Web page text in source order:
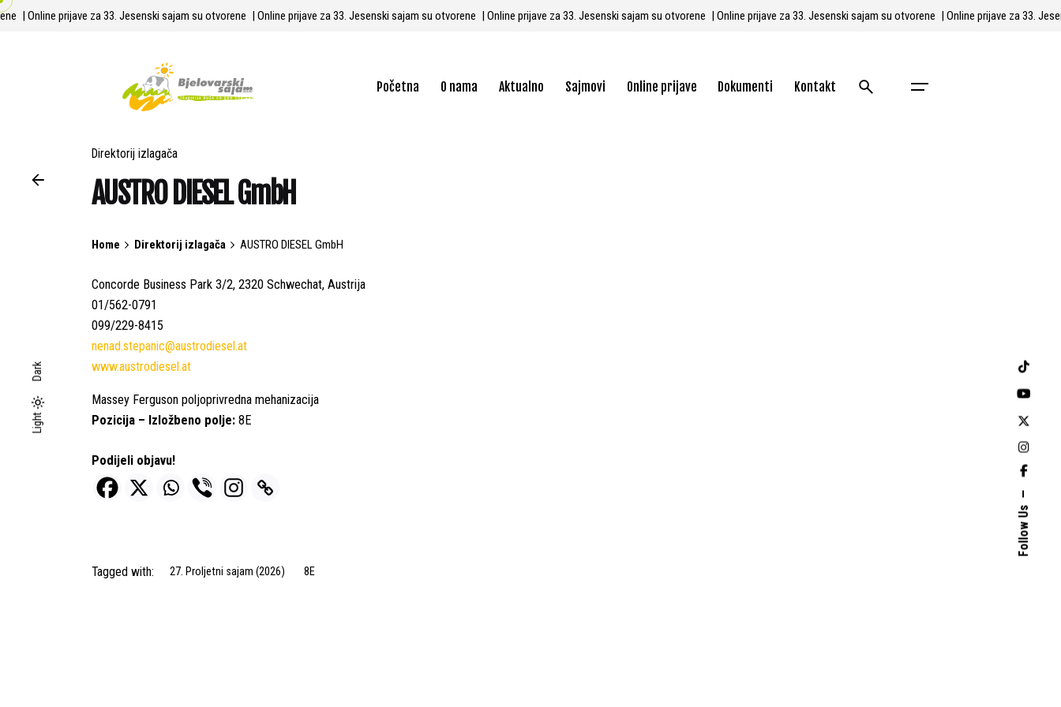
Light
Dark
Light
Dark
Follow Us
Skip
| Online prijave za 33. Jesenski sajam su otvorene | Online prijave za 33. Jesenski sajam su otvorene | Online prijave za 33. Jesenski sajam su otvorene | Online prijave za 33. Jesenski sajam su otvorene | Online prijave za 33.
Početna O nama Aktualno Sajmovi Online prijave Dokumenti Kontakt
Direktorij izlagača
AUSTRO DIESEL GmbH
Home Direktorij izlagača AUSTRO DIESEL GmbH
Concorde Business Park 3/2, 2320 Schwechat, Austrija
01/562-0791
099/229-8415
nenad.stepanic@austrodiesel.at
www.austrodiesel.at
Massey Ferguson poljoprivredna mehanizacija
Pozicija – Izložbeno polje: 8E
Podijeli objavu!
Tagged with: 27. Proljetni sajam (2026) 8E